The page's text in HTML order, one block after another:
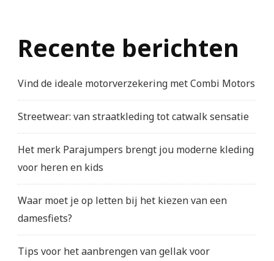
Recente berichten
Vind de ideale motorverzekering met Combi Motors
Streetwear: van straatkleding tot catwalk sensatie
Het merk Parajumpers brengt jou moderne kleding
voor heren en kids
Waar moet je op letten bij het kiezen van een
damesfiets?
Tips voor het aanbrengen van gellak voor